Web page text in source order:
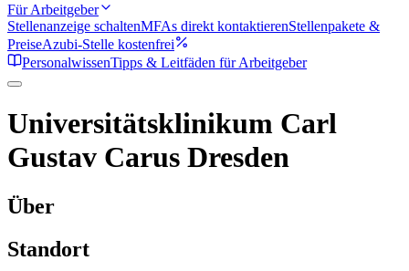
Für Arbeitgeber
Stellenanzeige schaltenMFAs direkt kontaktierenStellenpakete &
PreiseAzubi-Stelle kostenfrei
PersonalwissenTipps & Leitfäden für Arbeitgeber
Universitätsklinikum Carl
Gustav Carus Dresden
Über
Standort